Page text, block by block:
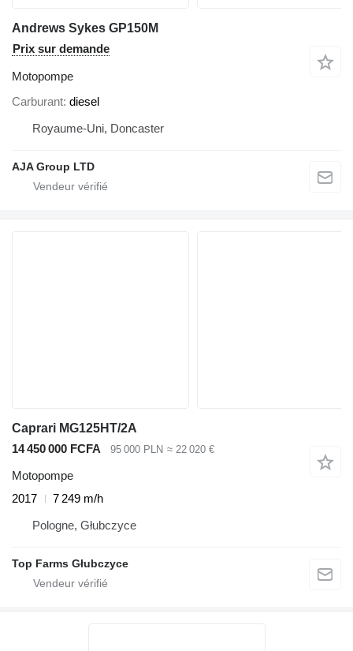
Andrews Sykes GP150M
Prix sur demande
Motopompe
Carburant diesel
Royaume-Uni, Doncaster
AJA Group LTD
Caprari MG125HT/2A
14 450 000 FCFA
95 000 PLN ≈ 22 020 €
Motopompe
2017
7 249 m/h
Pologne, Głubczyce
Top Farms Głubczyce